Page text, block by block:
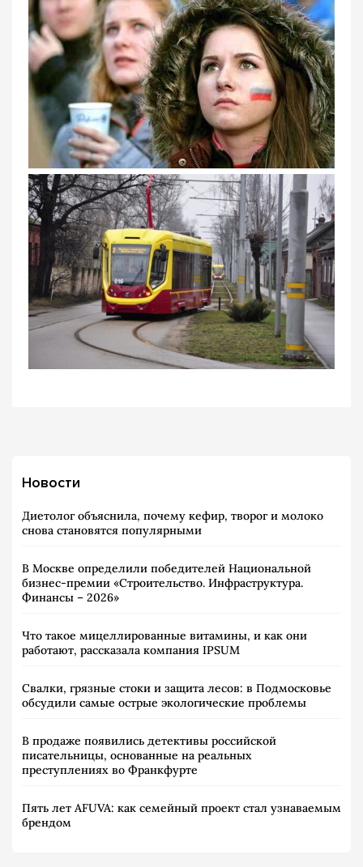
Новости
Диетолог объяснила, почему кефир, творог и молоко
снова становятся популярными
В Москве определили победителей Национальной
бизнес-премии «Строительство. Инфраструктура.
Финансы – 2026»
Что такое мицеллированные витамины, и как они
работают, рассказала компания IPSUM
Свалки, грязные стоки и защита лесов: в Подмосковье
обсудили самые острые экологические проблемы
В продаже появились детективы российской
писательницы, основанные на реальных
преступлениях во Франкфурте
Пять лет AFUVA: как семейный проект стал узнаваемым
брендом